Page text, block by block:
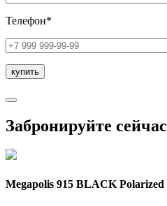
Телефон*
Забронируйте сейчас
Megapolis 915 BLACK Polarized